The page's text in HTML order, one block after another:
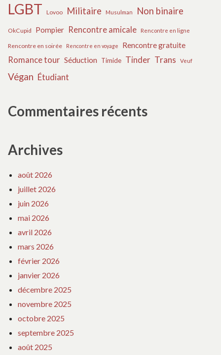
LGBT Lovoo Militaire Musulman Non binaire
OkCupid Pompier Rencontre amicale Rencontre en ligne
Rencontre en soirée Rencontre en voyage Rencontre gratuite
Romance tour Séduction Timide Tinder Trans Veuf
Végan Étudiant
Commentaires récents
Archives
août 2026
juillet 2026
juin 2026
mai 2026
avril 2026
mars 2026
février 2026
janvier 2026
décembre 2025
novembre 2025
octobre 2025
septembre 2025
août 2025